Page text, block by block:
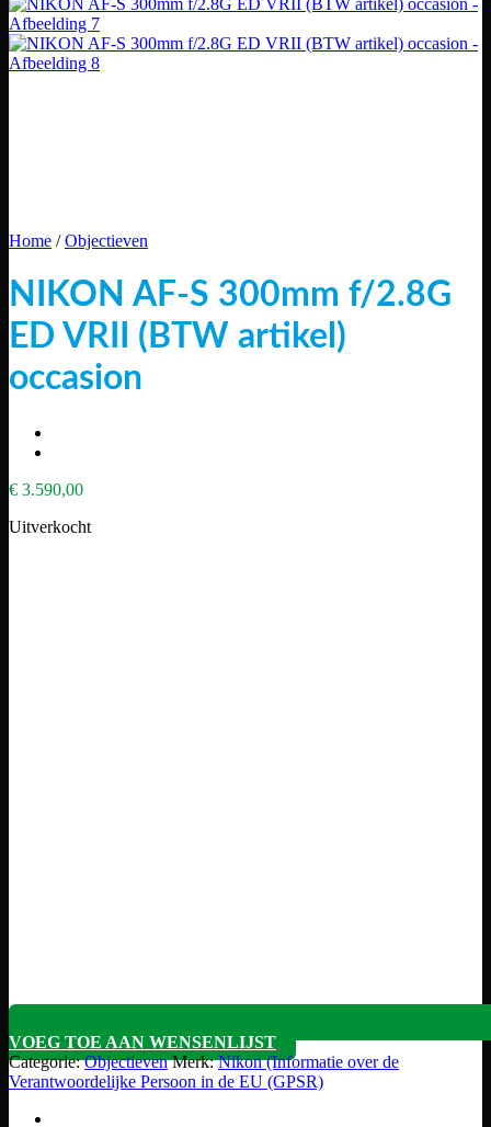
Home / Objectieven
NIKON AF-S 300mm f/2.8G
ED VRII (BTW artikel)
occasion
€ 3.590,00
Uitverkocht
VOEG TOE AAN WENSENLIJST
Categorie:Objectieven Merk:Nikon (Informatie over de
Verantwoordelijke Persoon in de EU (GPSR)